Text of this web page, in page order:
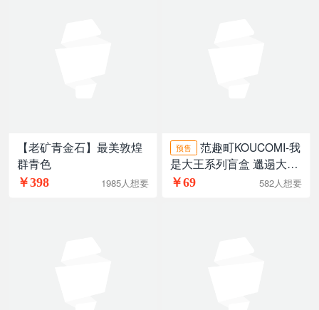
【老矿青金石】最美敦煌
群青色
￥398 1985人想要
预售
范趣町KOUCOMI-我
是大王系列盲盒 邋遢大王
毛绒玩偶挂件节日礼物
￥69 582人想要